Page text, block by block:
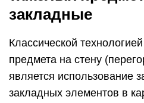
закладные
Классической
предмета на стену
является использование
закладных элементов в